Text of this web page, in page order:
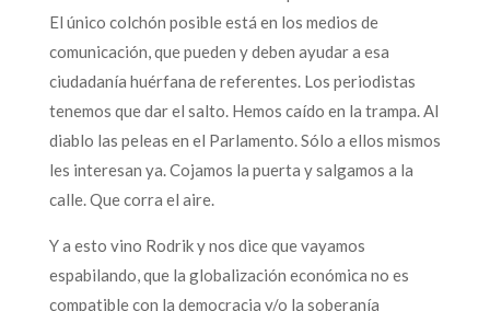
El único colchón posible está en los medios de
comunicación, que pueden y deben ayudar a esa
ciudadanía huérfana de referentes. Los periodistas
tenemos que dar el salto. Hemos caído en la trampa. Al
diablo las peleas en el Parlamento. Sólo a ellos mismos
les interesan ya. Cojamos la puerta y salgamos a la
calle. Que corra el aire.
Y a esto vino Rodrik y nos dice que vayamos
espabilando, que la globalización económica no es
compatible con la democracia y/o la soberanía